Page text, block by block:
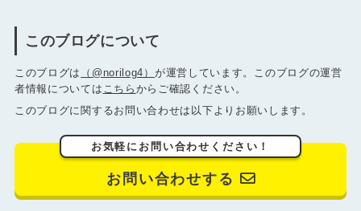
このブログについて
このブログは （@norilog4） が運営しています。このブログの運営
者情報については こちら からご確認ください。
このブログに関するお問い合わせは以下よりお願いします。
お気軽にお問い合わせください！
お問い合わせする